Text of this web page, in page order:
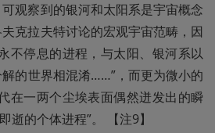
观察到的银河和太阳系是宇宙概念
克拉夫特讨论的宏观宇宙范畴，因
不停息的进程，与太阳、银河系以
的世界相混淆……”，而更为微小的
在一两个尘埃表面偶然迸发出的瞬
逝的个体进程”。 【注9】